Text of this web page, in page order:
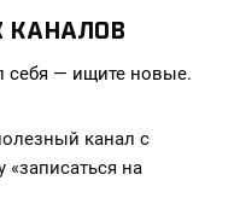
КАНАЛОВ
себя — ищите новые.
канал с
«записаться на